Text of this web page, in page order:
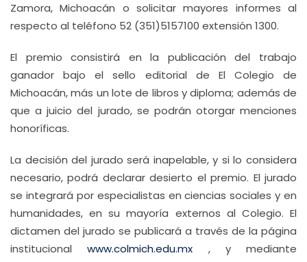
Zamora, Michoacán o solicitar mayores informes al
respecto al teléfono 52 (351)5157100 extensión 1300.
El premio consistirá en la publicación del trabajo
ganador bajo el sello editorial de El Colegio de
Michoacán, más un lote de libros y diploma; además de
que a juicio del jurado, se podrán otorgar menciones
honoríficas.
La decisión del jurado será inapelable, y si lo considera
necesario, podrá declarar desierto el premio. El jurado
se integrará por especialistas en ciencias sociales y en
humanidades, en su mayoría externos al Colegio. El
dictamen del jurado se publicará a través de la página
institucionalwww.colmich.edu.mx , y mediante